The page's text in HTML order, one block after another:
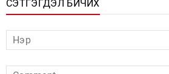
СЭТГЭГДЭЛ БИЧИХ